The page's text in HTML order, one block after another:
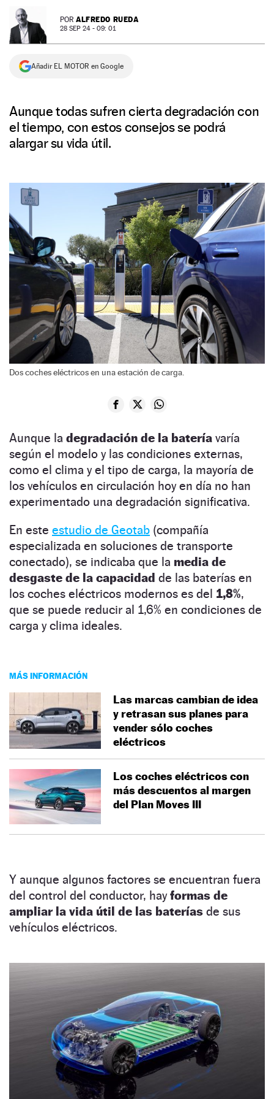
NEWSLETTER POR ALFREDO RUEDA
28 SEP 24 - 09: 01
Añadir EL MOTOR en Google
Aunque todas sufren cierta degradación con
el tiempo, con estos consejos se podrá
alargar su vida útil.
Dos coches eléctricos en una estación de carga.
Aunque la degradación de la batería varía
según el modelo y las condiciones externas,
como el clima y el tipo de carga, la mayoría de
los vehículos en circulación hoy en día no han
experimentado una degradación significativa.
En este estudio de Geotab (compañía
especializada en soluciones de transporte
conectado), se indicaba que la media de
desgaste de la capacidad de las baterías en
los coches eléctricos modernos es del 1,8%,
que se puede reducir al 1,6% en condiciones de
carga y clima ideales.
MÁS INFORMACIÓN
Las marcas cambian de idea
y retrasan sus planes para
vender sólo coches
eléctricos
Los coches eléctricos con
más descuentos al margen
del Plan Moves III
Y aunque algunos factores se encuentran fuera
del control del conductor, hayformas de
ampliar la vida útil de las baterías de sus
vehículos eléctricos.